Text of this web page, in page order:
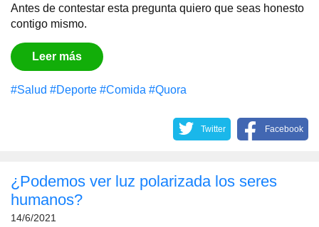
Antes de contestar esta pregunta quiero que seas honesto
contigo mismo.
Leer más
#Salud #Deporte #Comida #Quora
Twitter Facebook
¿Podemos ver luz polarizada los seres
humanos?
14/6/2021